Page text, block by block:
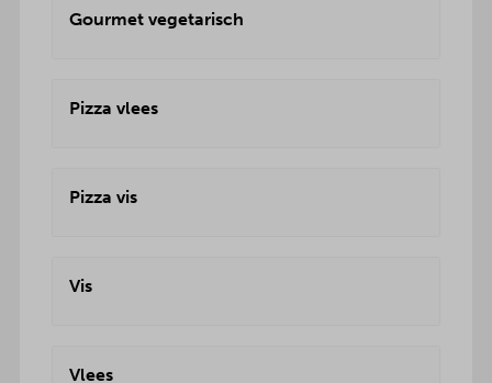
Gourmet vegetarisch
Pizza vlees
Pizza vis
Vis
Vlees